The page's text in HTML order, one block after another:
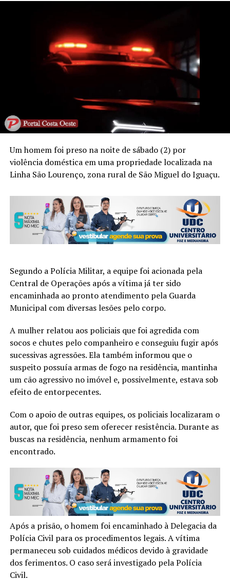
Um homem foi preso na noite de sábado (2) por
violência doméstica em uma propriedade localizada na
Linha São Lourenço, zona rural de São Miguel do Iguaçu.
Segundo a Polícia Militar, a equipe foi acionada pela
Central de Operações após a vítima já ter sido
encaminhada ao pronto atendimento pela Guarda
Municipal com diversas lesões pelo corpo.
A mulher relatou aos policiais que foi agredida com
socos e chutes pelo companheiro e conseguiu fugir após
sucessivas agressões. Ela também informou que o
suspeito possuía armas de fogo na residência, mantinha
um cão agressivo no imóvel e, possivelmente, estava sob
efeito de entorpecentes.
Com o apoio de outras equipes, os policiais localizaram o
autor, que foi preso sem oferecer resistência. Durante as
buscas na residência, nenhum armamento foi
encontrado.
Após a prisão, o homem foi encaminhado à Delegacia da
Polícia Civil para os procedimentos legais. A vítima
permaneceu sob cuidados médicos devido à gravidade
dos ferimentos. O caso será investigado pela Polícia
Civil.